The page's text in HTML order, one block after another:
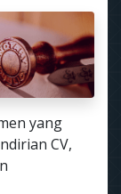
yang
CV,